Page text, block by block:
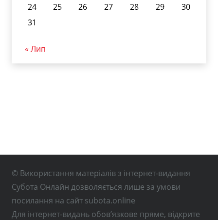
24
25 26 27 28 29
30
31
« Лип
© Використання матеріалів з інтернет-видання
Субота Онлайн дозволяється лише за умови
посилання на сайт subota.online
Для інтернет-видань обов’язкове пряме, відкрите